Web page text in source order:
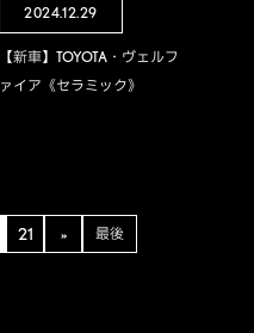
2024.12.29
【新車】TOYOTA・ヴェルフ
ァイア《セラミック》
21 » 最後